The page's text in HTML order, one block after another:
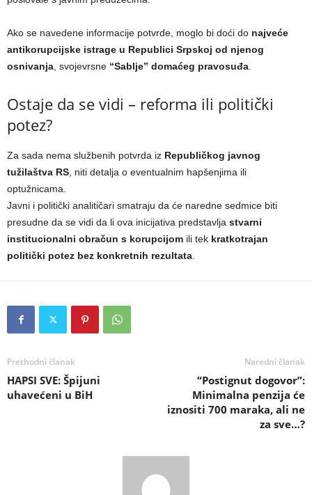
Ako se navedene informacije potvrde, moglo bi doći do najveće
antikorupcijske istrage u Republici Srpskoj od njenog
osnivanja, svojevrsne “Sablje” domaćeg pravosuđa.
Ostaje da se vidi – reforma ili politički
potez?
Za sada nema službenih potvrda iz Republičkog javnog
tužilaštva RS, niti detalja o eventualnim hapšenjima ili
optužnicama.
Javni i politički analitičari smatraju da će naredne sedmice biti
presudne da se vidi da li ova inicijativa predstavlja stvarni
institucionalni obračun s korupcijom ili tek kratkotrajan
politički potez bez konkretnih rezultata.
Prethodni članak
HAPSI SVE: Špijuni
uhavećeni u BiH
Naredni članak
“Postignut dogovor”:
Minimalna penzija će
iznositi 700 maraka, ali ne
za sve…?